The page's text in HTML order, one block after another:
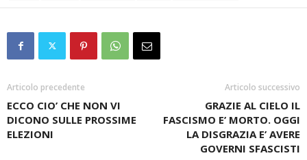
Articolo precedente
ECCO CIO’ CHE NON VI
DICONO SULLE PROSSIME
ELEZIONI
Articolo successivo
GRAZIE AL CIELO IL
FASCISMO E’ MORTO. OGGI
LA DISGRAZIA E’ AVERE
GOVERNI SFASCISTI